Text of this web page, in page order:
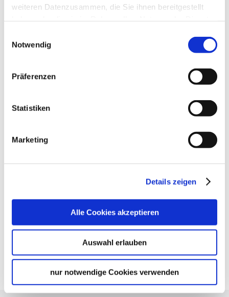
weiteren Datenzusammen, die Sie ihnen bereitgestellt
Impressum
Notwendig
Präferenzen
Statistiken
Marketing
Details zeigen
Alle Cookies akzeptieren
Auswahl erlauben
nur notwendige Cookies verwenden
Saturday
10:00 a.m. - 10:00 p.m.
Location & Contact
Schulstraße 8
Website:
DB timetable information
Google Maps
Google Maps Route